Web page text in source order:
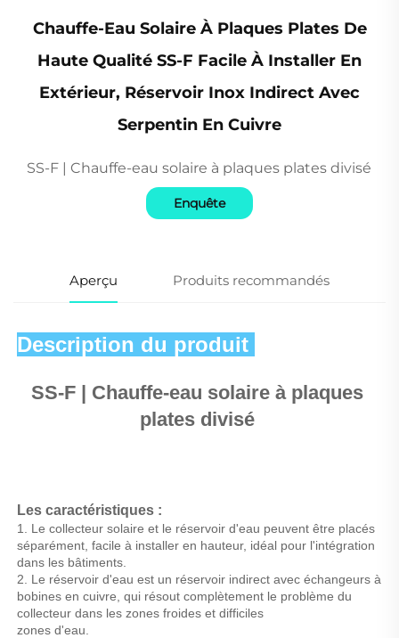
Chauffe-Eau Solaire À Plaques Plates De
Haute Qualité SS-F Facile À Installer En
Extérieur, Réservoir Inox Indirect Avec
Serpentin En Cuivre
SS-F | Chauffe-eau solaire à plaques plates divisé
Enquête
Aperçu Produits recommandés
Description du produit
SS-F | Chauffe-eau solaire à plaques
plates divisé
Les caractéristiques :
1. Le collecteur solaire et le réservoir d'eau peuvent être placés
séparément, facile à installer en hauteur, idéal pour l'intégration
dans les bâtiments.
2. Le réservoir d'eau est un réservoir indirect avec échangeurs à
bobines en cuivre, qui résout complètement le problème du
collecteur dans les zones froides et difficiles
zones d'eau.